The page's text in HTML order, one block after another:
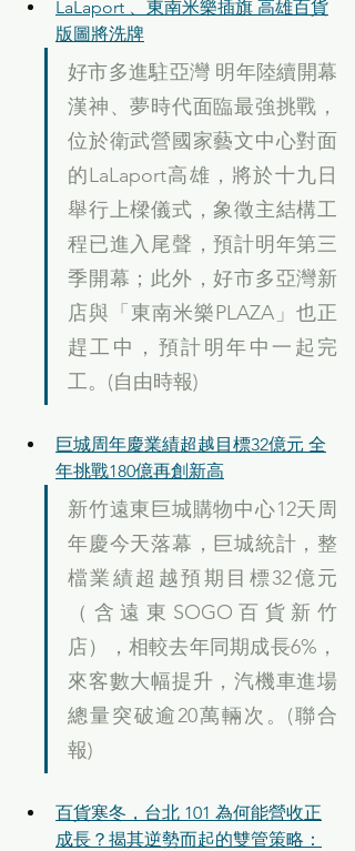
LaLaport 、東南米樂插旗 高雄百貨
版圖將洗牌
好市多進駐亞灣 明年陸續開幕
漢神、夢時代面臨最強挑戰，
位於衛武營國家藝文中心對面
的LaLaport高雄，將於十九日
舉行上樑儀式，象徵主結構工
程已進入尾聲，預計明年第三
季開幕；此外，好市多亞灣新
店與「東南米樂PLAZA」也正
趕工中，預計明年中一起完
工。(自由時報)
巨城周年慶業績超越目標32億元 全
年挑戰180億再創新高
新竹遠東巨城購物中心12天周
年慶今天落幕，巨城統計，整
檔業績超越預期目標32億元
（含遠東SOGO百貨新竹
店），相較去年同期成長6%，
來客數大幅提升，汽機車進場
總量突破逾20萬輛次。(聯合
報)
百貨寒冬，台北 101 為何能營收正
成長？揭其逆勢而起的雙管策略：